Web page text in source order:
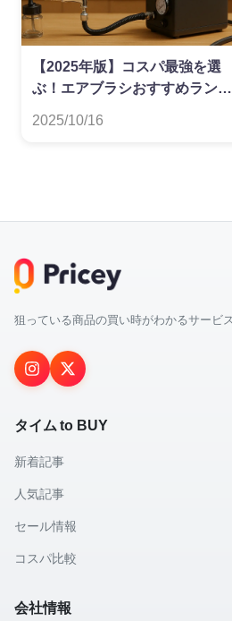
【2025年版】コスパ最強を選
ぶ！エアブラシおすすめランキ
2025/10/16
狙っている商品の買い時がわかるサー
タイム to BUY
新着記事
人気記事
セール情報
コスパ比較
会社情報